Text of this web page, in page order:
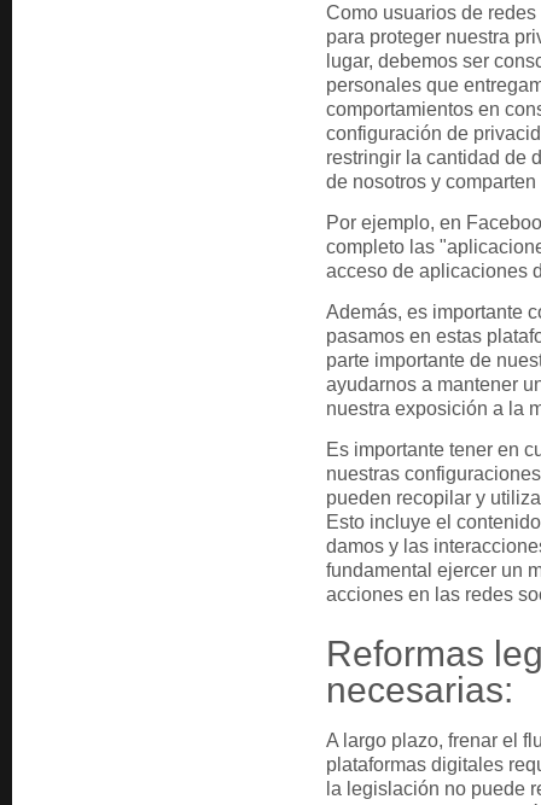
Como usuarios de
para proteger nuestra
lugar, debemos ser
personales que
comportamientos en
configuración de
restringir la cantidad de
de nosotros y
Por ejemplo, en
completo las
acceso de aplicaciones
Además, es importante
pasamos en estas
parte importante de
ayudarnos a mantener
nuestra exposición a la
Es importante tener en
nuestras
pueden recopilar y
Esto incluye el
damos y las
fundamental ejercer un
acciones en las redes
Reformas
necesarias:
A largo plazo, frenar el
plataformas digitales
la legislación no puede